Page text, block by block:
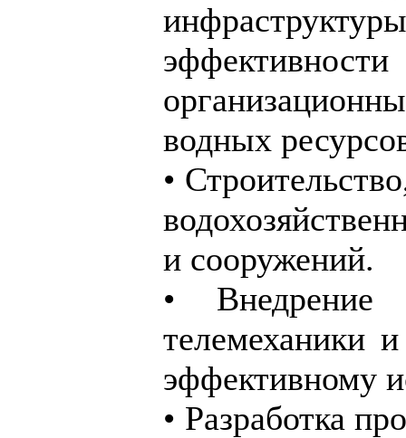
водных
•
и сооружений.
• Внедрение
телемеханики
эффективному
• Разработка